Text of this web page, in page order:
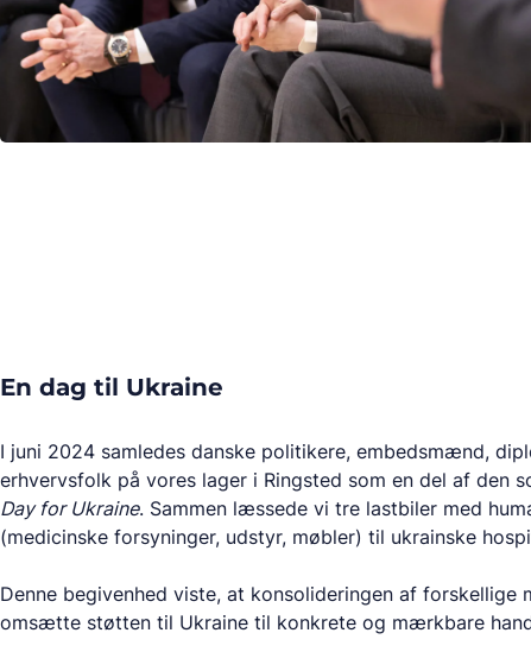
En dag til Ukraine
I juni 2024 samledes danske politikere, embedsmænd,
erhvervsfolk på vores lager i Ringsted som en del af den
Day for Ukraine. Sammen læssede vi tre lastbiler med
(medicinske forsyninger, udstyr, møbler) til ukrainske
Denne begivenhed viste, at konsolideringen af forskellige
omsætte støtten til Ukraine til konkrete og mærkbare